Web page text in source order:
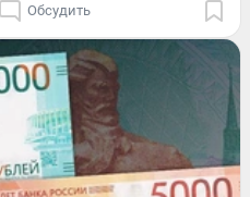
Обсудить